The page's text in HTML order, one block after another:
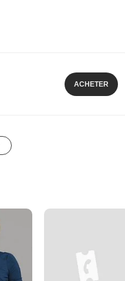
ACHETER